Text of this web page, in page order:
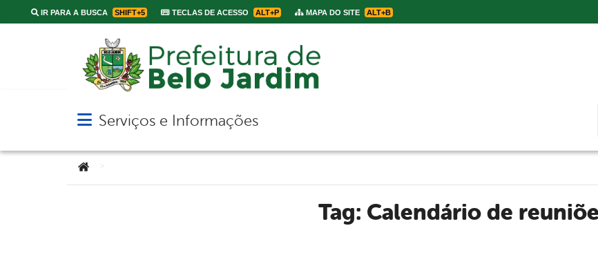
IR PARA A BUSCA SHIFT+5 TECLAS DE ACESSO ALT+P MAPA DO SITE ALT+B
Abrir menu principal de navegação
Serviços e Informações
Você está aqui:
Tag: Calendário de